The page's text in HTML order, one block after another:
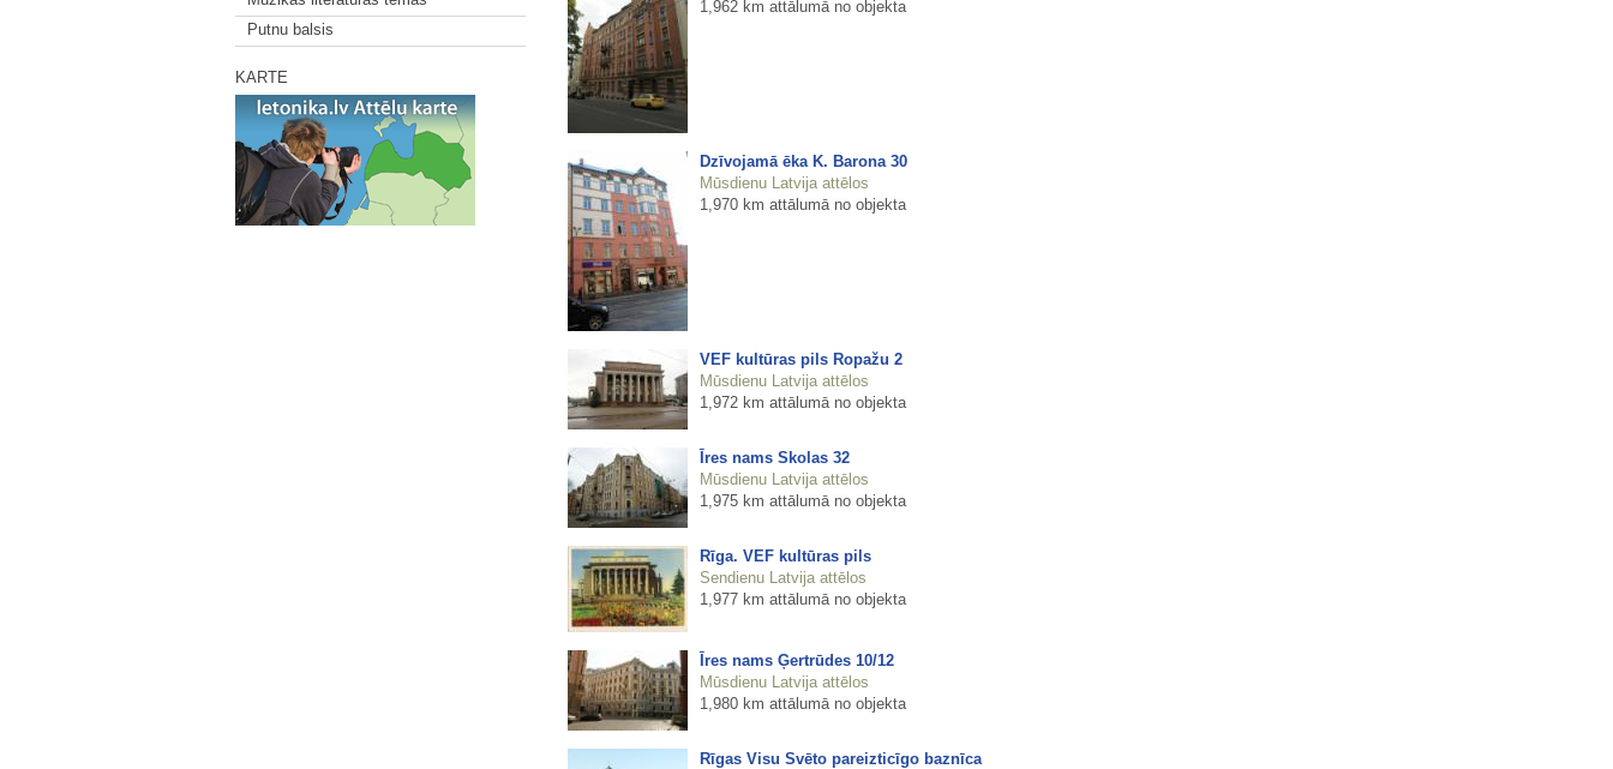
Putnu balsis
KARTE
1,962 km attālumā no objekta
Dzīvojamā ēka K. Barona 30
Mūsdienu Latvija attēlos
1,970 km attālumā no objekta
VEF kultūras pils Ropažu 2
Mūsdienu Latvija attēlos
1,972 km attālumā no objekta
Īres nams Skolas 32
Mūsdienu Latvija attēlos
1,975 km attālumā no objekta
Rīga. VEF kultūras pils
Sendienu Latvija attēlos
1,977 km attālumā no objekta
Īres nams Ģertrūdes 10/12
Mūsdienu Latvija attēlos
1,980 km attālumā no objekta
Rīgas Visu Svēto pareizticīgo baznīca